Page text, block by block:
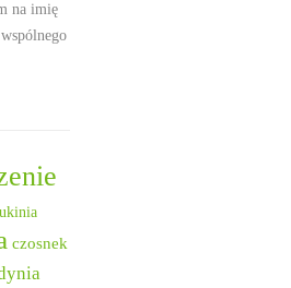
na imię
czosnek